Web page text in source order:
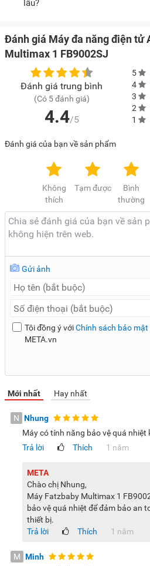
lâu?
Đánh giá Máy đa năng điện tử
Multimax 1 FB9002SJ
Đánh giá trung bình
(Có 5 đánh giá)
4.4/5
5
4
3
2
1
Đánh giá của bạn về sản phẩm
Bình
thường
Tạm được
Không
thích
Gửi ảnh
Tôi đồng ý vớiChính sách bảo
META.vn
Mới nhất Hay nhất
N Nhung
Máy có tính năng bảo vệ quá nhiệt
Trả lời
Thích 1 năm
META
Chào chị Nhung,
Máy Fatzbaby Multimax 1
bảo vệ quá nhiệt để đảm bảo an
thiết bị.
Trả lời
Thích 1 năm
M Minh